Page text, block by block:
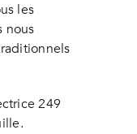
les
nous
249